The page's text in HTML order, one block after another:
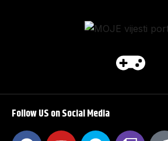
Follow US on Social Media